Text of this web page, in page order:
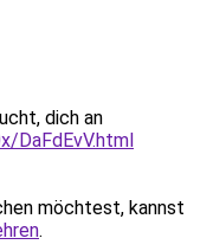
dich an
DaFdEvV.html
möchtest, kannst
.